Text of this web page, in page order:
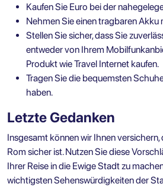
Kaufen Sie Euro bei der
Nehmen Sie einen tragbaren Akku
Stellen Sie sicher, dass Sie
entweder von Ihrem
Produkt wie Travel Internet kaufen.
Tragen Sie die bequemsten
haben.
Letzte Gedanken
Insgesamt können wir Ihnen versichern,
Rom sicher ist. Nutzen Sie diese
Ihrer Reise in die Ewige Stadt zu
wichtigsten Sehenswürdigkeiten der